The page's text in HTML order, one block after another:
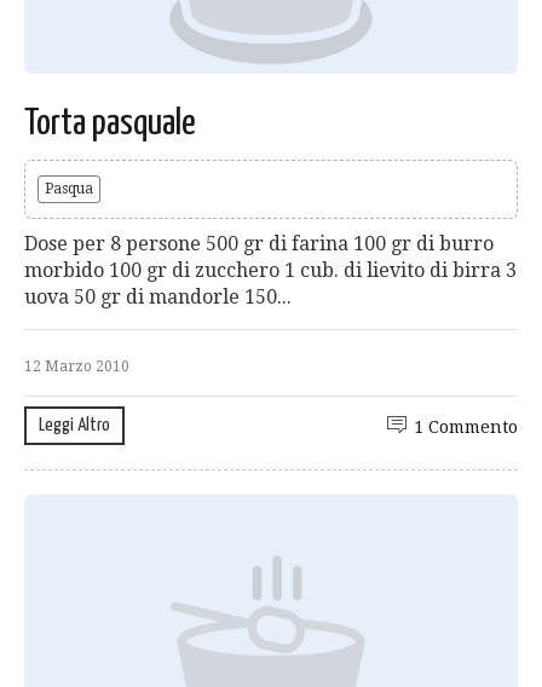
Torta pasquale
Pasqua
Dose per 8 persone 500 gr di farina 100 gr di burro
morbido 100 gr di zucchero 1 cub. di lievito di birra 3
uova 50 gr di mandorle 150...
12 Marzo 2010
Leggi Altro 1 Commento